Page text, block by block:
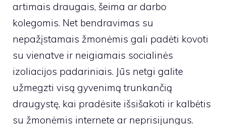
artimais draugais, šeima ar darbo
kolegomis. Net bendravimas su
nepažįstamais žmonėmis gali padėti kovoti
su vienatve ir neigiamais socialinės
izoliacijos padariniais. Jūs netgi galite
užmegzti visą gyvenimą trunkančią
draugystę, kai pradėsite išsišakoti ir kalbėtis
su žmonėmis internete ar neprisijungus.